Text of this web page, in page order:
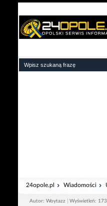
24opole.pl Wiadomości
Autor: Woytazz Wyświetleń: